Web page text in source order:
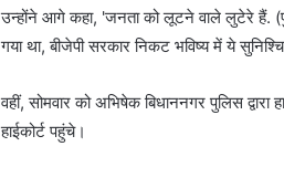
उन्होंने आगे कहा, 'जनता को लूटने वाले लुटेरे हैं.
गया था, बीजेपी सरकार निकट भविष्य में ये
वहीं, सोमवार को अभिषेक बिधाननगर पुलिस
हाईकोर्ट पहुंचे।